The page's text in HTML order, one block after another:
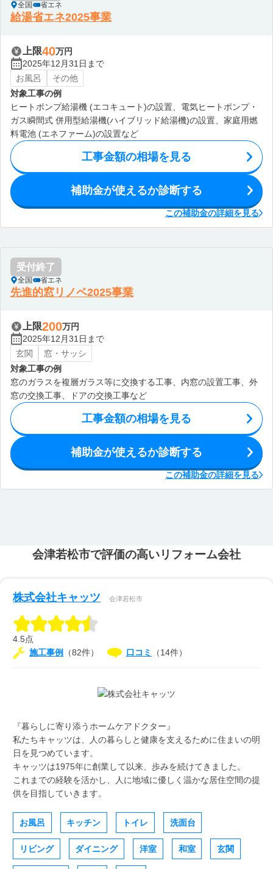
全国 省エネ
給湯省エネ2025事業
上限40万円
2025年12月31日まで
お風呂
その他
対象工事の例
ヒートポンプ給湯機 (エコキュート)の設置、電気ヒートポンプ・
ガス瞬間式 併用型給湯機(ハイブリッド給湯機)の設置、家庭用燃
料電池 (エネファーム)の設置など
工事金額の相場を見る
補助金が使えるか診断する
この補助金の詳細を見る
受付終了
全国 省エネ
先進的窓リノベ2025事業
上限200万円
2025年12月31日まで
玄関
窓・サッシ
対象工事の例
窓のガラスを複層ガラス等に交換する工事、内窓の設置工事、外
窓の交換工事、ドアの交換工事など
工事金額の相場を見る
補助金が使えるか診断する
この補助金の詳細を見る
会津若松市で評価の高いリフォーム会社
株式会社キャッツ 会津若松市
4.5点
施工事例
（82件） 口コミ （14件）
『暮らしに寄り添うホームケアドクター』
私たちキャッツは、人の暮らしと健康を支えるために住まいの明
日を見つめています。
キャッツは1975年に創業して以来、歩みを続けてきました。
これまでの経験を活かし、人に地域に優しく温かな居住空間の提
供を目指していきます。
お風呂 キッチン トイレ 洗面台
リビング ダイニング 洋室 和室 玄関